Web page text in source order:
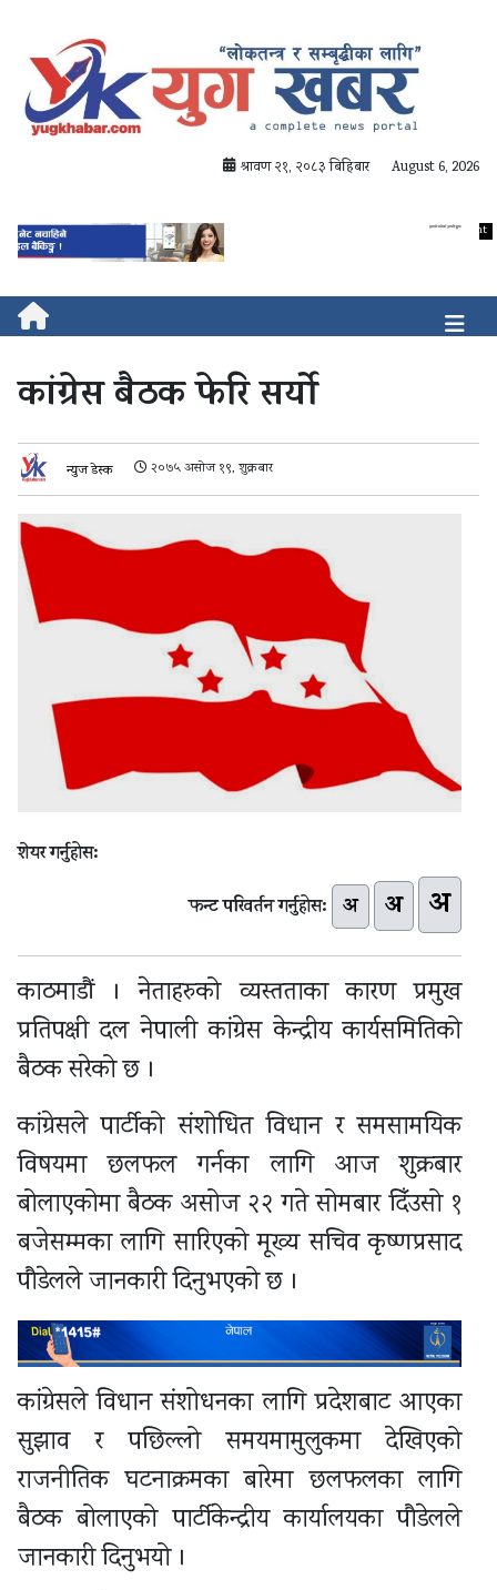
श्रावण २१, २०८३ बिहिबार August 6, 2026
कांग्रेस बैठक फेरि सर्यो
न्युज डेस्क २०७५ असोज १९, शुक्रबार
शेयर गर्नुहोस:
फन्ट परिवर्तन गर्नुहोस: अ अ अ
काठमाडौं । नेताहरुको व्यस्तताका कारण प्रमुख
प्रतिपक्षी दल नेपाली कांग्रेस केन्द्रीय कार्यसमितिको
बैठक सरेको छ ।
कांग्रेसले पार्टीको संशोधित विधान र समसामयिक
विषयमा छलफल गर्नका लागि आज शुक्रबार
बोलाएकोमा बैठक असोज २२ गते सोमबार दिँउसो १
बजेसम्मका लागि सारिएको मूख्य सचिव कृष्णप्रसाद
पौडेलले जानकारी दिनुभएको छ ।
कांग्रेसले विधान संशोधनका लागि प्रदेशबाट आएका
सुझाव र पछिल्लो समयमामुलुकमा देखिएको
राजनीतिक घटनाक्रमका बारेमा छलफलका लागि
बैठक बोलाएको पार्टीकेन्द्रीय कार्यालयका पौडेलले
जानकारी दिनुभयो ।